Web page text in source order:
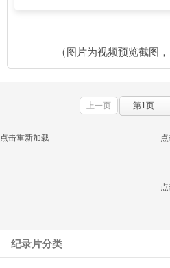
（图片为视频预览截图
上一页 第1页
点击重新加载
纪录片分类